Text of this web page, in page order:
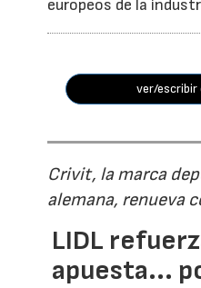
europeos de la
ver/
Crivit, la marca
alemana, renueva
LIDL
apuesta...